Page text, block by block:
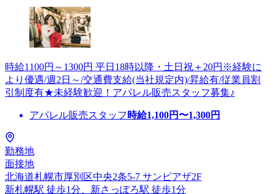
時給1100円～1300円 平日18時以降・土日祝＋20円※経験に
より優遇/週2日～/交通費支給(当社規定内)/昇給有/従業員割
引制度有★未経験歓迎！アパレル販売スタッフ募集♪
アパレル販売スタッフ 時給1,100円〜1,300円
勤務地
面接地
北海道札幌市厚別区中央2条5-7 サンピアザ2F
新札幌駅 徒歩1分、新さっぽろ駅 徒歩1分